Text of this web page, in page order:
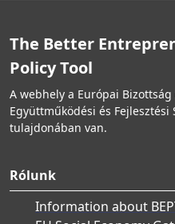
The Better
Policy Tool
A webhely a Európai Bizottság
Együttműködési és Fejlesztési
tulajdonában van.
Rólunk
Information about